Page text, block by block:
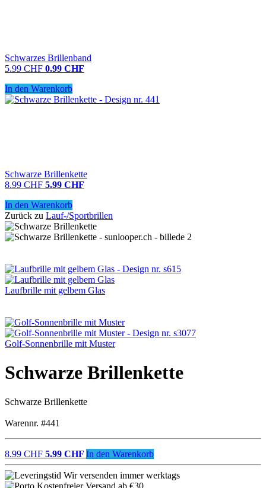
Schwarzes Brillenband
5.99 CHF 0.99 CHF
In den Warenkorb
Schwarze Brillenkette
8.99 CHF 5.99 CHF
In den Warenkorb
Zurück zu Lauf-/Sportbrillen
Laufbrille mit gelbem Glas
Golf-Sonnenbrille mit Muster
Schwarze Brillenkette
Schwarze Brillenkette
Warennr. #441
8.99 CHF 5.99 CHF In den Warenkorb
Wir versenden immer werktags
Kostenfreier Versand ab €30